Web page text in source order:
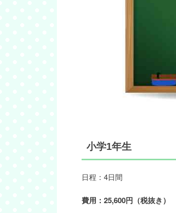
小学1年生
日程：4日間
費用：25,600円（税抜き）